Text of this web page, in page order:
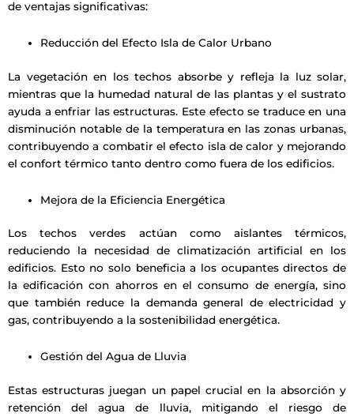
de ventajas significativas:
Reducción del Efecto Isla de Calor Urbano
La vegetación en los techos absorbe y refleja la luz solar,
mientras que la humedad natural de las plantas y el sustrato
ayuda a enfriar las estructuras. Este efecto se traduce en una
disminución notable de la temperatura en las zonas urbanas,
contribuyendo a combatir el efecto isla de calor y mejorando
el confort térmico tanto dentro como fuera de los edificios.
Mejora de la Eficiencia Energética
Los techos verdes actúan como aislantes térmicos,
reduciendo la necesidad de climatización artificial en los
edificios. Esto no solo beneficia a los ocupantes directos de
la edificación con ahorros en el consumo de energía, sino
que también reduce la demanda general de electricidad y
gas, contribuyendo a la sostenibilidad energética.
Gestión del Agua de Lluvia
Estas estructuras juegan un papel crucial en la absorción y
retención del agua de lluvia, mitigando el riesgo de